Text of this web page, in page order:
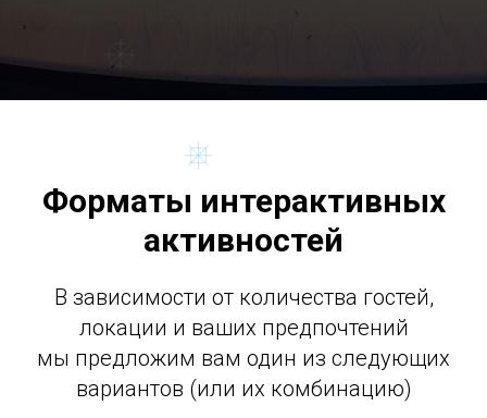
Форматы интерактивных
активностей
В зависимости от количества гостей,
локации и ваших предпочтений
мы предложим вам один из следующих
вариантов (или их комбинацию)